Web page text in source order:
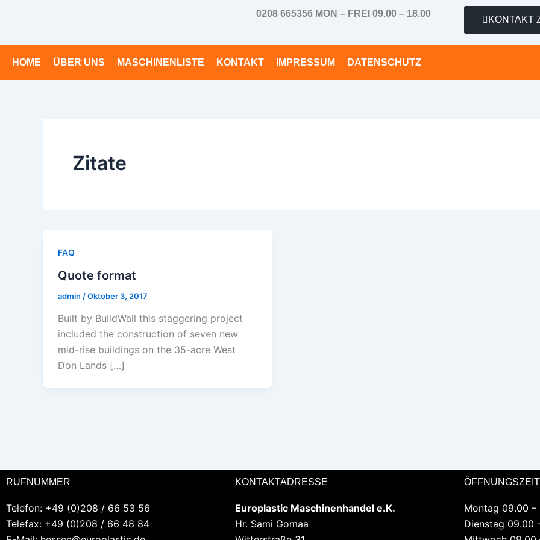
0208 665356 MON – FREI 09.00 – 18.00
KONTAKT
HOME ÜBER UNS MASCHINENLISTE KONTAKT IMPRESSUM DATENSCHUTZ
Zitate
FAQ
Quote format
admin /Oktober 3, 2017
Built by BuildWall this staggering project
included the construction of seven new
mid-rise buildings on the 35-acre West
Don Lands […]
RUFNUMMER
Telefon: +49 (0)208 / 66 53 56
Telefax: +49 (0)208 / 66 48 84
KONTAKTADRESSE
Europlastic Maschinenhandel e.K.
Hr. Sami Gomaa
Montag 09.00 –
Dienstag 09.00